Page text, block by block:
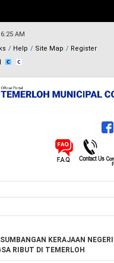
AM
Help Site Map Register
KERAJAAN
RIBUT DI TEMERLOH